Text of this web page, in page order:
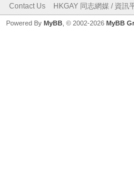
Contact Us HKGAY 同志網媒 / 資訊
Powered By MyBB , © 2002-2026 MyBB